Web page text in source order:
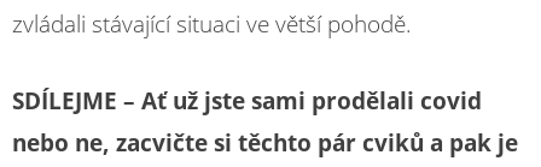
zvládali stávající situaci ve větší pohodě.
SDÍLEJME – Ať už jste sami prodělali covid
nebo ne, zacvičte si těchto pár cviků a pak je